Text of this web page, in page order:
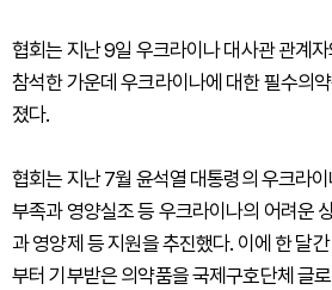
협회는 지난 9일 우크라이나 대사관 관계
참석한 가운데 우크라이나에 대한 필수의
졌다.
협회는 지난 7월 윤석열 대통령의 우크라
부족과 영양실조 등 우크라이나의 어려운
과 영양제 등 지원을 추진했다. 이에 한 달
부터 기부받은 의약품을 국제구호단체 글